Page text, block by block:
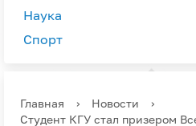
Наука
Спорт
Главная › Новости
›
Студент КГУ стал призером